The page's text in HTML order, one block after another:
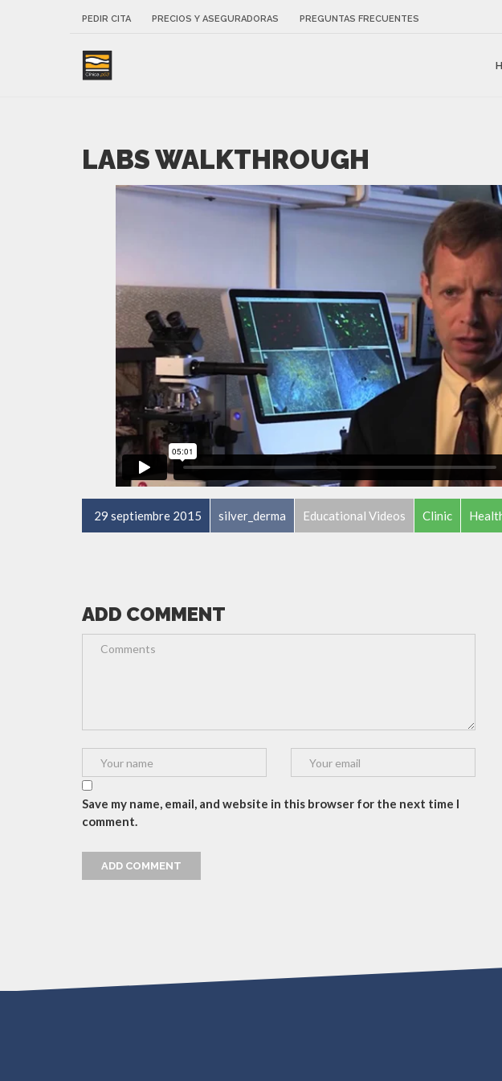
PEDIR CITA PRECIOS Y ASEGURADORAS PREGUNTAS FRECUENTES
LABS WALKTHROUGH
29 septiembre 2015 silver_derma Educational Videos Clinic
ADD COMMENT
Save my name, email, and website in this browser for the next time I
comment.